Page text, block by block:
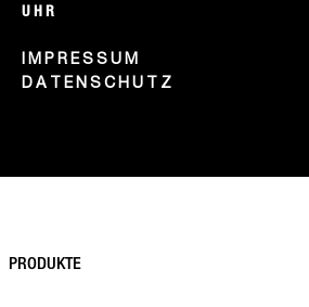
UHR
IMPRESSUM
DATENSCHUTZ
PRODUKTE